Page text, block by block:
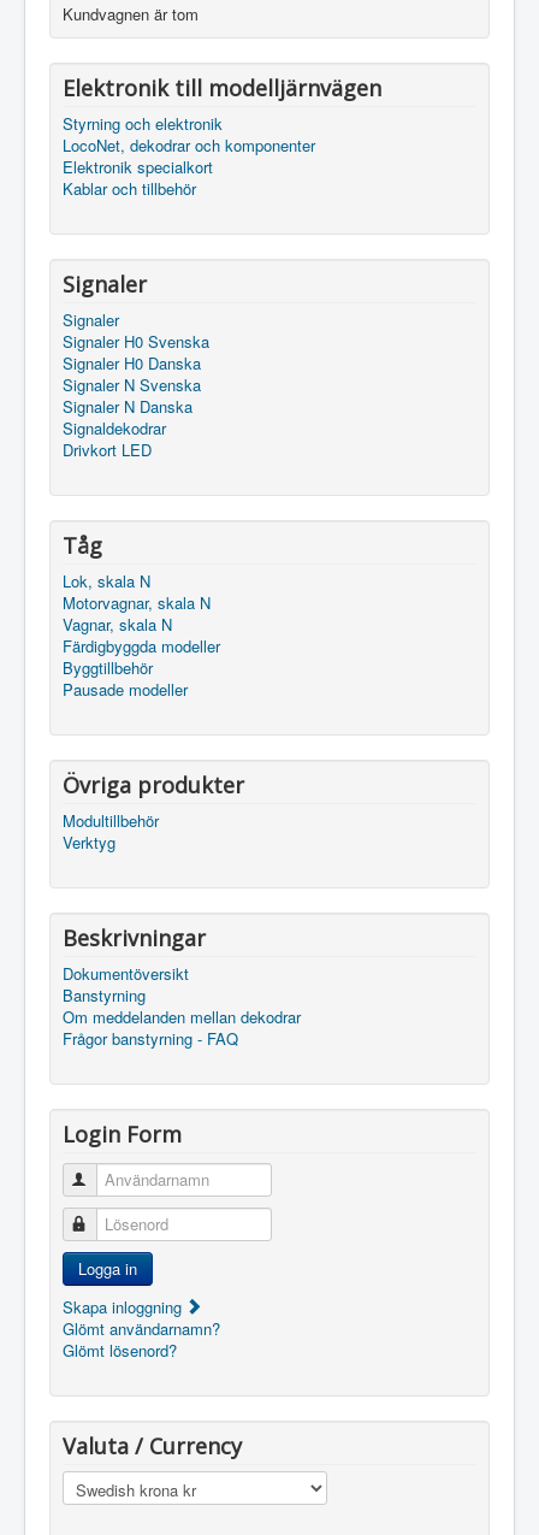
Kundvagnen är tom
Elektronik till modelljärnvägen
Styrning och elektronik
LocoNet, dekodrar och komponenter
Elektronik specialkort
Kablar och tillbehör
Signaler
Signaler
Signaler H0 Svenska
Signaler H0 Danska
Signaler N Svenska
Signaler N Danska
Signaldekodrar
Drivkort LED
Tåg
Lok, skala N
Motorvagnar, skala N
Vagnar, skala N
Färdigbyggda modeller
Byggtillbehör
Pausade modeller
Övriga produkter
Modultillbehör
Verktyg
Beskrivningar
Dokumentöversikt
Banstyrning
Om meddelanden mellan dekodrar
Frågor banstyrning - FAQ
Login Form
Användarnamn
Lösenord
Logga in
Skapa inloggning
Glömt användarnamn?
Glömt lösenord?
Valuta / Currency